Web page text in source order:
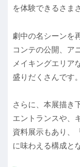
を体験できるさま
劇中の名シーンを
コンテの公開、ア
メイキングエリア
盛りだくさんです。
さらに、本展描き
エントランスや、
資料展示もあり、
に味わえる構成と